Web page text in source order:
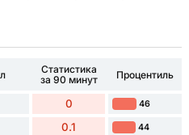
Статистика
за 90 минут
Процентиль
0 46
0.1 44